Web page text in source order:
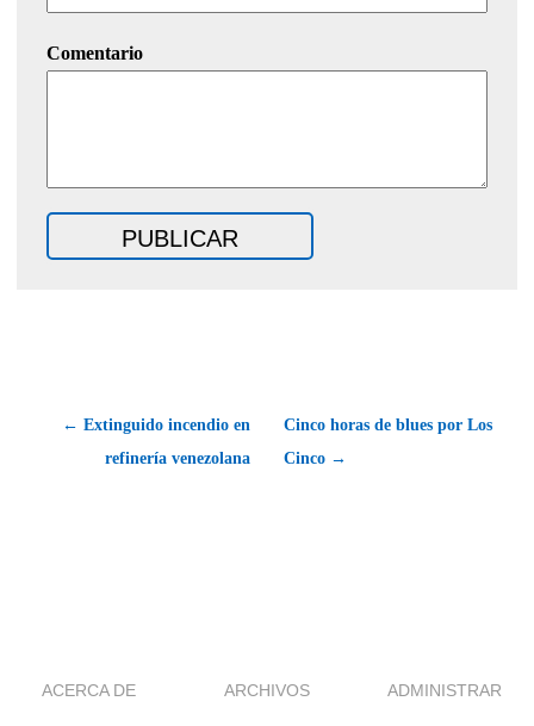
Comentario
← Extinguido incendio en
refinería venezolana
Cinco horas de blues por Los
Cinco →
ACERCA DE ARCHIVOS ADMINISTRAR